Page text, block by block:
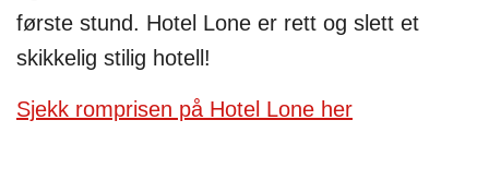
første stund. Hotel Lone er rett og slett et
skikkelig stilig hotell!
Sjekk romprisen på Hotel Lone her